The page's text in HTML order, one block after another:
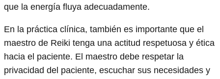
que la energía fluya adecuadamente.
En la práctica clínica, también es importante que el
maestro de Reiki tenga una actitud respetuosa y ética
hacia el paciente. El maestro debe respetar la
privacidad del paciente, escuchar sus necesidades y